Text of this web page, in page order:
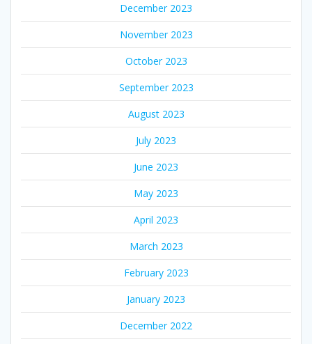
December 2023
November 2023
October 2023
September 2023
August 2023
July 2023
June 2023
May 2023
April 2023
March 2023
February 2023
January 2023
December 2022